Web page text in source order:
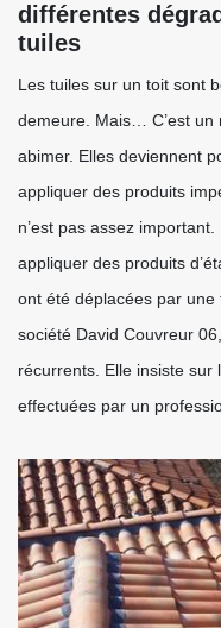
différentes
tuiles
Les tuiles sur un toit sont
demeure. Mais… C’est un
abimer. Elles deviennent
appliquer des produits
n’est pas assez
appliquer des produits
ont été déplacées par
société David Couvreur
récurrents. Elle insiste
effectuées par un